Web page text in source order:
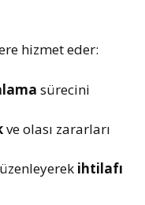
hizmet eder:
sürecini
ve olası zararları
ihtilafı